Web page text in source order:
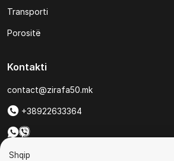
Transporti
Porositë
Kontakti
contact@zirafa50.mk
+38922633364
b2b@zirafa50.mk
Shqip